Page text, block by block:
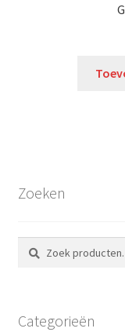
Zoeken
Zoeken
naar:
Zoeken
Categorieën